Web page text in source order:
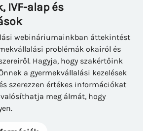
IVF-alap és
webináriumainkban áttekintést
problémák okairól és
Hagyja, hogy szakértőink
a gyermekvállalási kezelések
szerezzen értékes információkat
meg álmát, hogy